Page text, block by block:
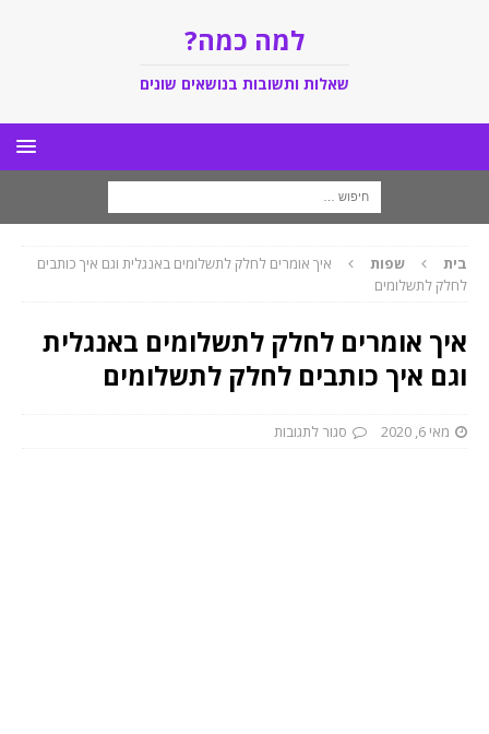
למה כמה?
שאלות ותשובות בנושאים שונים
בית שפות
איך אומרים לחלק לתשלומים באנגלית וגם איך כותבים
לחלק לתשלומים
איך אומרים לחלק לתשלומים באנגלית
וגם איך כותבים לחלק לתשלומים
מאי 6, 2020 סגור לתגובות